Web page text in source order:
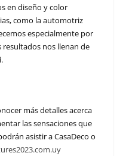
en diseño y color
como la automotriz
especialmente por
nos llenan de
más detalles acerca
las sensaciones que
asistir a CasaDeco o